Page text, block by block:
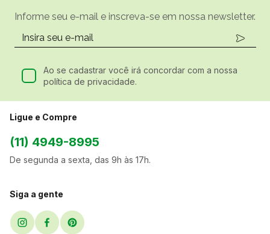
Informe seu e-mail e inscreva-se em nossa newsletter.
Ao se cadastrar você irá concordar com a nossa
política de privacidade.
Ligue e Compre
(11) 4949-8995
De segunda a sexta, das 9h às 17h.
Siga a gente